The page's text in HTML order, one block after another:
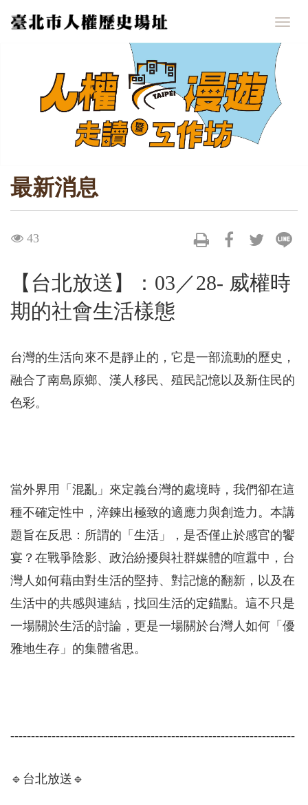
到
最新消息
visit
43
【台北放送】：03／28- 威權時
期的社會生活樣態
台灣的生活向來不是靜止的，它是一部流動的歷史，
融合了南島原鄉、漢人移民、殖民記憶以及新住民的
色彩。
當外界用「混亂」來定義台灣的處境時，我們卻在這
種不確定性中，淬鍊出極致的適應力與創造力。本講
題旨在反思：所謂的「生活」，是否僅止於感官的饗
宴？在戰爭陰影、政治紛擾與社群媒體的喧囂中，台
灣人如何藉由對生活的堅持、對記憶的翻新，以及在
生活中的共感與連結，找回生活的定錨點。這不只是
一場關於生活的討論，更是一場關於台灣人如何「優
雅地生存」的集體省思。
---------------------------------------------------------------------
🔹台北放送🔹